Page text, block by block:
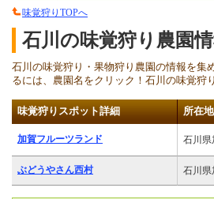
味覚狩りTOPへ
石川の味覚狩り農園
石川の味覚狩り・果物狩り農園の情報を集
るには、農園名をクリック！石川の味覚狩
味覚狩りスポット詳細 所在地
加賀フルーツランド 石川県
ぶどうやさん西村 石川県